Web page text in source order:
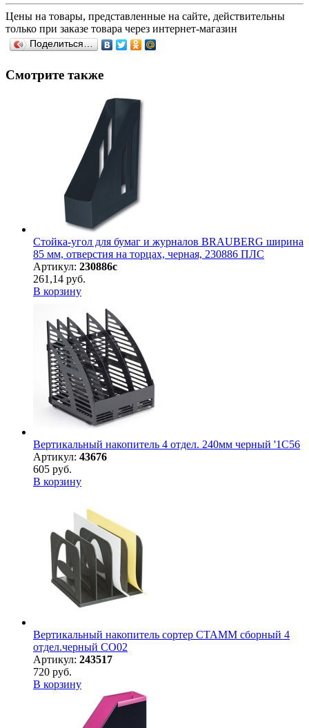
Цены на товары, представленные на сайте, действительны
только при заказе товара через интернет-магазин
Поделиться…
Смотрите также
Стойка-угол для бумаг и журналов BRAUBERG ширина
85 мм, отверстия на торцах, черная, 230886 ПЛС
Артикул: 230886с
261,14 руб.
В корзину
Вертикальный накопитель 4 отдел. 240мм черный '1С56
Артикул: 43676
605 руб.
В корзину
Вертикальный накопитель сортер СТАММ сборный 4
отдел.черный СО02
Артикул: 243517
720 руб.
В корзину